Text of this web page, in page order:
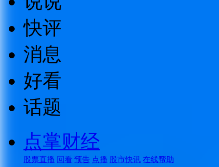
快评
消息
好看
话题
点掌财经
股票直播 回看 预告 点播 股市快讯 在线帮助